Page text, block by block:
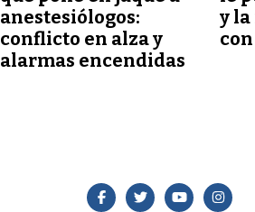
anestesiólogos:
conflicto en alza y
alarmas encendidas
y